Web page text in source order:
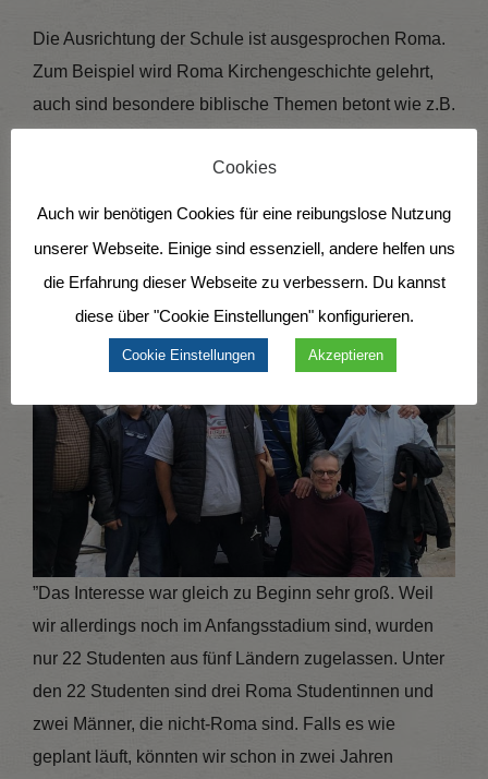
Die Ausrichtung der Schule ist ausgesprochen Roma.
Zum Beispiel wird Roma Kirchengeschichte gelehrt,
auch sind besondere biblische Themen betont wie z.B.
Lehrmethodik, und die Tatsache, dass die Studenten
zu den Kursen meist in ein Nachbarland reisen
”Das Interesse war gleich zu Beginn sehr groß. Weil
wir allerdings noch im Anfangsstadium sind, wurden
nur 22 Studenten aus fünf Ländern zugelassen. Unter
den 22 Studenten sind drei Roma Studentinnen und
zwei Männer, die nicht-Roma sind. Falls es wie
geplant läuft, könnten wir schon in zwei Jahren
Cookies
Auch wir benötigen Cookies für eine reibungslose Nutzung
unserer Webseite. Einige sind essenziell, andere helfen uns
die Erfahrung dieser Webseite zu verbessern. Du kannst
diese über "Cookie Einstellungen" konfigurieren.
Cookie Einstellungen Akzeptieren